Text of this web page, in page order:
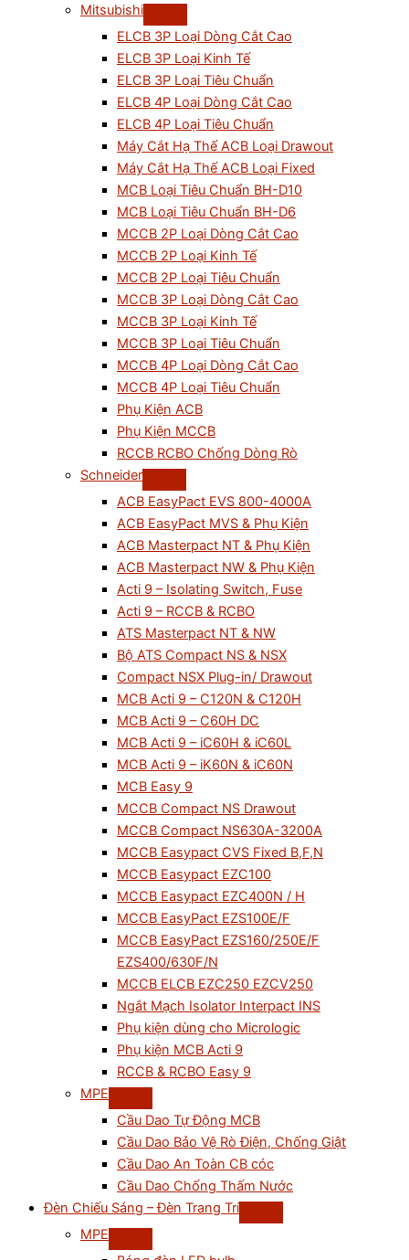
Mitsubishi
ELCB 3P Loại Dòng Cắt Cao
ELCB 3P Loại Kinh Tế
ELCB 3P Loại Tiêu Chuẩn
ELCB 4P Loại Dòng Cắt Cao
ELCB 4P Loại Tiêu Chuẩn
Máy Cắt Hạ Thế ACB Loại Drawout
Máy Cắt Hạ Thế ACB Loại Fixed
MCB Loại Tiêu Chuẩn BH-D10
MCB Loại Tiêu Chuẩn BH-D6
MCCB 2P Loại Dòng Cắt Cao
MCCB 2P Loại Kinh Tế
MCCB 2P Loại Tiêu Chuẩn
MCCB 3P Loại Dòng Cắt Cao
MCCB 3P Loại Kinh Tế
MCCB 3P Loại Tiêu Chuẩn
MCCB 4P Loại Dòng Cắt Cao
MCCB 4P Loại Tiêu Chuẩn
Phụ Kiện ACB
Phụ Kiện MCCB
RCCB RCBO Chống Dòng Rò
Schneider
ACB EasyPact EVS 800-4000A
ACB EasyPact MVS & Phụ Kiện
ACB Masterpact NT & Phụ Kiện
ACB Masterpact NW & Phụ Kiện
Acti 9 – Isolating Switch, Fuse
Acti 9 – RCCB & RCBO
ATS Masterpact NT & NW
Bộ ATS Compact NS & NSX
Compact NSX Plug-in/ Drawout
MCB Acti 9 – C120N & C120H
MCB Acti 9 – C60H DC
MCB Acti 9 – iC60H & iC60L
MCB Acti 9 – iK60N & iC60N
MCB Easy 9
MCCB Compact NS Drawout
MCCB Compact NS630A-3200A
MCCB Easypact CVS Fixed B,F,N
MCCB Easypact EZC100
MCCB Easypact EZC400N / H
MCCB EasyPact EZS100E/F
MCCB EasyPact EZS160/250E/F
EZS400/630F/N
MCCB ELCB EZC250 EZCV250
Ngắt Mạch Isolator Interpact INS
Phụ kiện dùng cho Micrologic
Phụ kiện MCB Acti 9
RCCB & RCBO Easy 9
MPE
Cầu Dao Tự Động MCB
Cầu Dao Bảo Vệ Rò Điện, Chống Giật
Cầu Dao An Toàn CB cóc
Cầu Dao Chống Thấm Nước
Đèn Chiếu Sáng – Đèn Trang Trí
MPE